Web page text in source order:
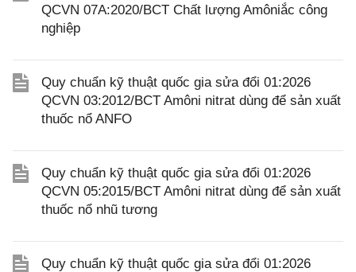
QCVN 07A:2020/BCT Chất lượng Amôniắc công
nghiệp
Quy chuẩn kỹ thuật quốc gia sửa đổi 01:2026
QCVN 03:2012/BCT Amôni nitrat dùng để sản xuất
thuốc nổ ANFO
Quy chuẩn kỹ thuật quốc gia sửa đổi 01:2026
QCVN 05:2015/BCT Amôni nitrat dùng để sản xuất
thuốc nổ nhũ tương
Quy chuẩn kỹ thuật quốc gia sửa đổi 01:2026